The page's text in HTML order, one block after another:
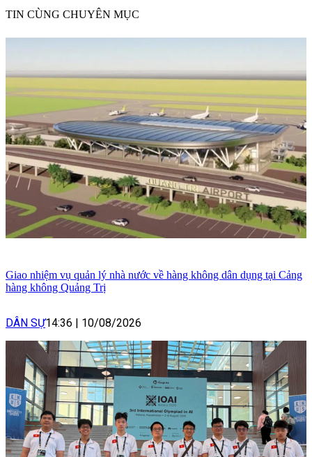
TIN CÙNG CHUYÊN MỤC
Giao nhiệm vụ quản lý nhà nước về hàng không dân dụng tại Cảng
hàng không Quảng Trị
DÂN SỰ14:36 10/08/2026